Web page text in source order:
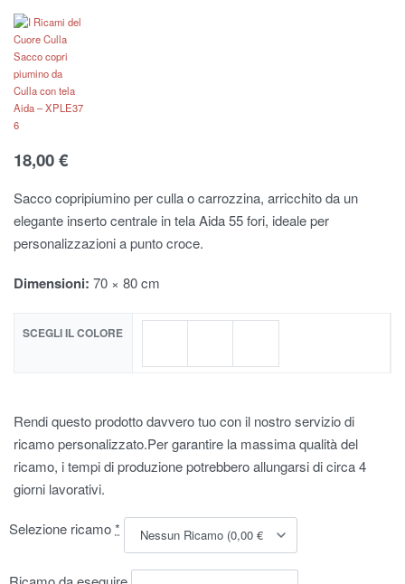
18,00€
Sacco copripiumino per culla o carrozzina, arricchito da un
elegante inserto centrale in tela Aida 55 fori, ideale per
personalizzazioni a punto croce.
Dimensioni: 70 × 80 cm
SCEGLI IL COLORE
Rendi questo prodotto davvero tuo con il nostro servizio di
ricamo personalizzato.Per garantire la massima qualità del
ricamo, i tempi di produzione potrebbero allungarsi di circa 4
giorni lavorativi.
Selezione ricamo*